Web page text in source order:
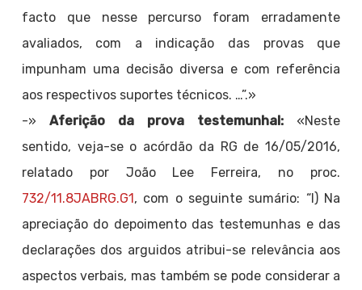
facto que nesse percurso foram erradamente
avaliados, com a indicação das provas que
impunham uma decisão diversa e com referência
aos respectivos suportes técnicos. …”.»
-» Aferição da prova testemunhal: «Neste
sentido, veja-se o acórdão da RG de 16/05/2016,
relatado por João Lee Ferreira, no proc.
732/11.8JABRG.G1, com o seguinte sumário: “I) Na
apreciação do depoimento das testemunhas e das
declarações dos arguidos atribui-se relevância aos
aspectos verbais, mas também se pode considerar a